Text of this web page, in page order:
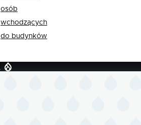
osób
wchodzących
do budynków